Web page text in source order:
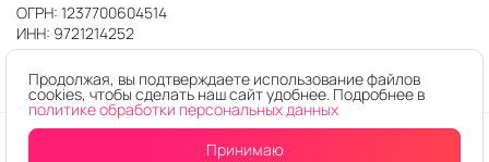
ОГРН: 1237700604514
ИНН: 9721214252
© 2026. Любое использование контента без письменного
Продолжая, вы подтверждаете использование файлов
cookies, чтобы сделать наш сайт удобнее. Подробнее в
политике обработки персональных данных
Принимаю